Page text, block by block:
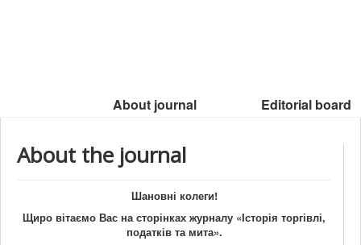
About journal Editorial board
About the journal
Шановні колеги!
Щиро вітаємо Вас на сторінках журналу «Історія торгівлі,
податків та мита».